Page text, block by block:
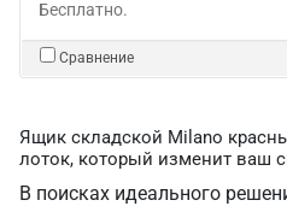
Бесплатно.
Сравнение
Ящик складской Milano
лоток, который изменит ваш
В поисках идеального